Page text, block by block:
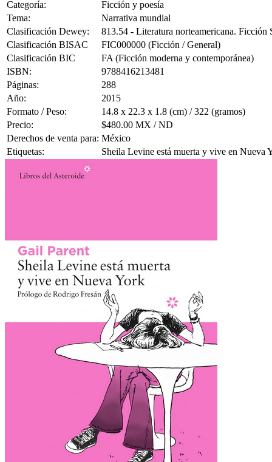
Categoría:
Ficción y poesía
Tema:
Narrativa mundial
Clasificación Dewey:
813.54 - Literatura norteamericana.
Clasificación BISAC
FIC000000 (Ficción / General)
Clasificación BIC
FA (Ficción moderna y contemporánea)
ISBN:
9788416213481
Páginas:
288
Año:
2015
Formato / Peso:
14.8 x 22.3 x 1.8 (cm) / 322 (gramos)
Precio:
$480.00 MX / ND
Derechos de venta para: México
Etiquetas:
Sheila Levine está muerta y vive en Nueva